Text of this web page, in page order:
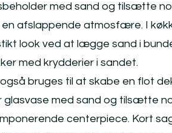
med sand og tilsætte
afslappende atmosfære. I
look ved at lægge sand i
med krydderier i sandet.
bruges til at skabe en flot
glasvase med sand og tilsætte
centerpiece. Kort